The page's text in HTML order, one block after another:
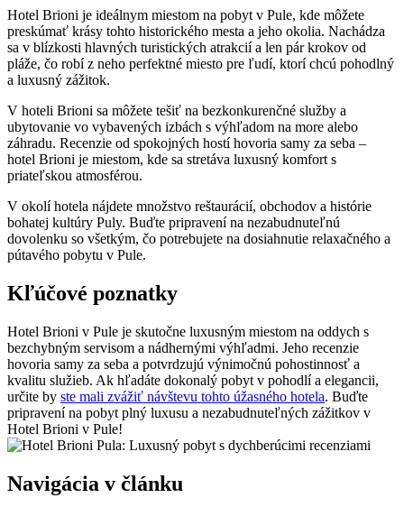
Hotel Brioni je ideálnym miestom na pobyt v Pule, kde môžete
preskúmať krásy tohto historického mesta a jeho okolia. Nachádza
sa v blízkosti hlavných turistických atrakcií a len pár krokov od
pláže, čo robí z neho perfektné miesto pre ľudí, ktorí chcú pohodlný
a luxusný zážitok.
V hoteli Brioni sa môžete tešiť na bezkonkurenčné služby a
ubytovanie vo vybavených izbách s výhľadom na more alebo
záhradu. Recenzie od spokojných hostí hovoria samy za seba –
hotel Brioni je miestom, kde sa stretáva luxusný komfort s
priateľskou atmosférou.
V okolí hotela nájdete množstvo reštaurácií, obchodov a histórie
bohatej kultúry Puly. Buďte pripravení na nezabudnuteľnú
dovolenku so všetkým, čo potrebujete na dosiahnutie relaxačného a
pútavého pobytu v Pule.
Kľúčové poznatky
Hotel Brioni v Pule je skutočne luxusným miestom na oddych s
bezchybným servisom a nádhernými výhľadmi. Jeho recenzie
hovoria samy za seba a potvrdzujú výnimočnú pohostinnosť a
kvalitu služieb. Ak hľadáte dokonalý pobyt v pohodlí a elegancii,
určite by ste mali zvážiť návštevu tohto úžasného hotela. Buďte
pripravení na pobyt plný luxusu a nezabudnuteľných zážitkov v
Hotel Brioni v Pule!
Navigácia v článku